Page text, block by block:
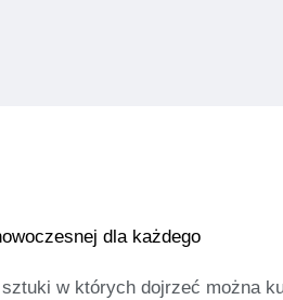
dla każdego
w których dojrzeć można